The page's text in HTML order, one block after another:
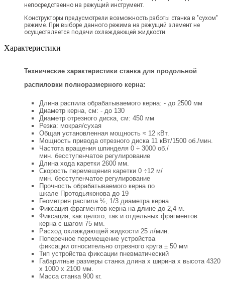
непосредственно на режущий инструмент.
Конструкторы предусмотрели возможность работы станка в "сухом"
режиме. При выборе данного режима на режущий элемент не
осуществляется подачи охлаждающей жидкости.
Характеристики
Технические характеристики станка для продольной
распиловки полноразмерного керна:
Длина распила обрабатываемого керна: - до 2500 мм
Диаметр керна, см: - до 130
Диаметр отрезного диска, см: 450 мм
Резка: мокрая/сухая
Общая установленная мощность ≈ 12 кВт.
Мощность привода отрезного диска 11 кВт/1500 об./мин.
Частота вращения шпинделя 0 ÷ 3000 об./
мин. бесступенчатое регулирование
Длина хода каретки 2600 мм.
Скорость перемещения каретки 0 ÷12 м/
мин. бесступенчатое регулирование
Прочность обрабатываемого керна по
шкале Протодьяконова до 19
Геометрия распила ½, 1/3 диаметра керна
Фиксация фрагментов керна на длине до 2,4 м.
Фиксация, как целого, так и отдельных фрагментов
керна с шагом 75 мм.
Расход охлаждающей жидкости 25 л/мин.
Поперечное перемещение устройства
фиксации относительно отрезного круга ± 50 мм
Тип устройства фиксации пневматический
Габаритные размеры станка длина х ширина х высота 4320
х 1000 х 2100 мм.
Масса станка 900 кг.